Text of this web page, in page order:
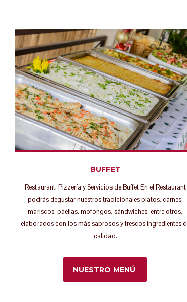
BUFFET
Restaurant, Pizzería y Servicios de Buffet En el Restaurant
podrás degustar nuestros tradicionales platos, carnes,
mariscos, paellas, mofongos, sándwiches, entre otros,
elaborados con los más sabrosos y frescos ingredientes
calidad.
NUESTRO MENÚ